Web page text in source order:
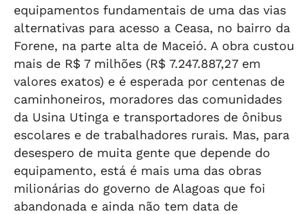
equipamentos fundamentais de uma das vias
alternativas para acesso a Ceasa, no bairro da
Forene, na parte alta de Maceió. A obra custou
mais de R$ 7 milhões (R$ 7.247.887,27 em
valores exatos) e é esperada por centenas de
caminhoneiros, moradores das comunidades
da Usina Utinga e transportadores de ônibus
escolares e de trabalhadores rurais. Mas, para
desespero de muita gente que depende do
equipamento, está é mais uma das obras
milionárias do governo de Alagoas que foi
abandonada e ainda não tem data de